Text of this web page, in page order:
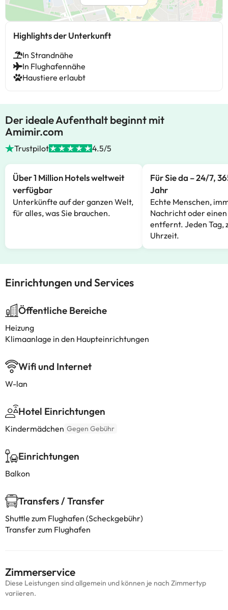
Highlights der Unterkunft
In Strandnähe
In Flughafennähe
Haustiere erlaubt
Der ideale Aufenthalt beginnt mit
Amimir.com
Trustpilot 4.5/5
Über 1 Million Hotels weltweit
verfügbar
Unterkünfte auf der ganzen Welt,
für alles, was Sie brauchen.
Für Sie da – 24/7,
Jahr
Echte Menschen,
Nachricht oder
entfernt. Jeden Tag,
Uhrzeit.
Einrichtungen und Services
Öffentliche Bereiche
Heizung
Klimaanlage in den Haupteinrichtungen
Wifi und Internet
W-lan
Hotel Einrichtungen
Kindermädchen Gegen Gebühr
Einrichtungen
Balkon
Transfers / Transfer
Shuttle zum Flughafen (Scheckgebühr)
Transfer zum Flughafen
Zimmerservice
Diese Leistungen sind allgemein und können je nach Zimmertyp
variieren.